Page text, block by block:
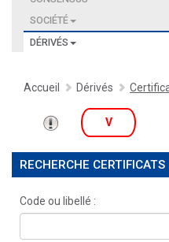
SOCIÉTÉ
DÉRIVÉS
Accueil Dérivés
V
RECHERCHE CERTIFICATS
Code ou libellé :